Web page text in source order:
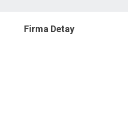
Firma Detay